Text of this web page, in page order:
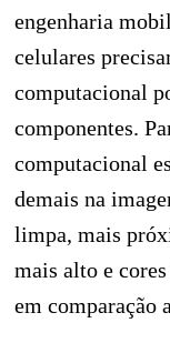
engenharia
celulares
computacional
componentes.
computacional
demais na
limpa, mais
mais alto e
em comparação